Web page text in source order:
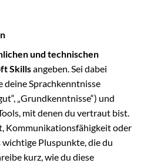
und technischen
Skillsangeben. Sei dabei
deine Sprachkenntnisse
„Grundkenntnisse“) und
mit denen du vertraut bist.
Kommunikationsfähigkeit oder
Pluspunkte, die du
kurz, wie du diese